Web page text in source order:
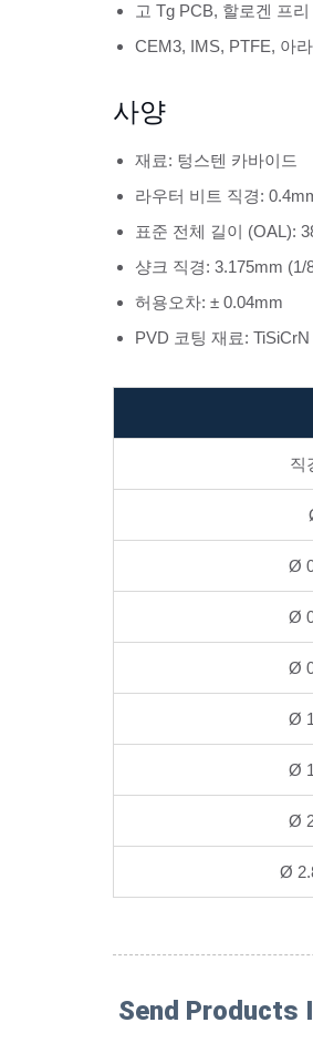
고 Tg PCB, 할로겐 프
CEM3, IMS, PTFE, 아
사양
재료: 텅스텐 카바이드
라우터 비트 직경:
표준 전체 길이 (OAL):
샹크 직경: 3.175mm (1/
허용오차: ± 0.04mm
PVD 코팅 재료:
직
Ø
Ø
Ø
Ø
Ø
Ø
Ø